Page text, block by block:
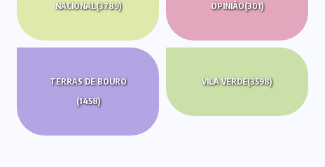
NACIONAL(3789) OPINIÃO(301)
TERRAS DE BOURO
(1458)
VILA VERDE(3598)